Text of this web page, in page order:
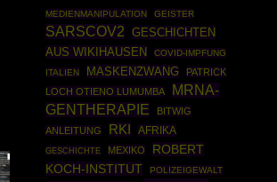
MEDIENMANIPULATION
GEISTER
SARSCOV2
GESCHICHTEN
AUS WIKIHAUSEN
COVID-IMPFUNG
ITALIEN
MASKENZWANG
PATRICK
LOCH OTIENO LUMUMBA
MRNA-
GENTHERAPIE
BITWIG
ANLEITUNG
RKI AFRIKA
GESCHICHTE MEXIKO
ROBERT
KOCH-INSTITUT
POLIZEIGEWALT